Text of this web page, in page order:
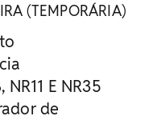
(TEMPORÁRIA)
E NR35
de